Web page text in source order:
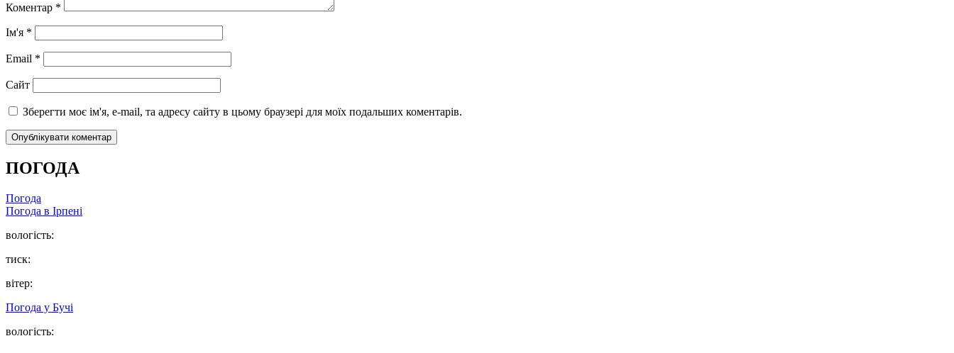
Коментар *
Ім'я *
Email *
Сайт
Зберегти моє ім'я, e-mail, та адресу сайту в цьому браузері для моїх подальших коментарів.
ПОГОДА
Погода
Погода в Ірпені
вологість:
тиск:
вітер:
Погода у Бучі
вологість: